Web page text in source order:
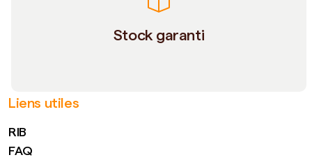
Stock garanti
Liens utiles
RIB
FAQ